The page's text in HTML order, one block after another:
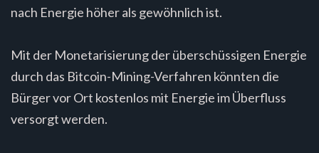
nach Energie höher als gewöhnlich ist.
Mit der Monetarisierung der überschüssigen Energie
durch das Bitcoin-Mining-Verfahren könnten die
Bürger vor Ort kostenlos mit Energie im Überfluss
versorgt werden.